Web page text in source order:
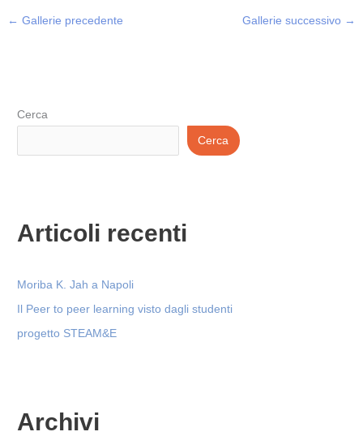
← Gallerie precedente Gallerie successivo →
Cerca
Cerca
Articoli recenti
Moriba K. Jah a Napoli
Il Peer to peer learning visto dagli studenti
progetto STEAM&E
Archivi